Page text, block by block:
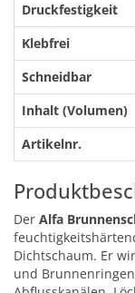
Druckfestigkeit
Klebfrei
Schneidbar
Inhalt (Volumen)
Artikelnr.
Der Alfa
Dichtschaum. Er
und